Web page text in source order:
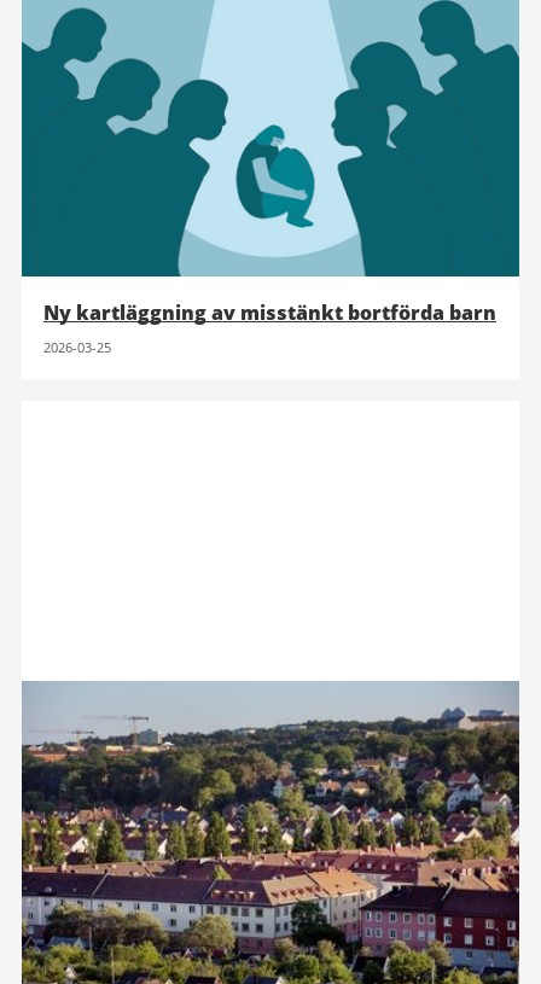
Ny kartläggning av misstänkt bortförda barn
2026-03-25